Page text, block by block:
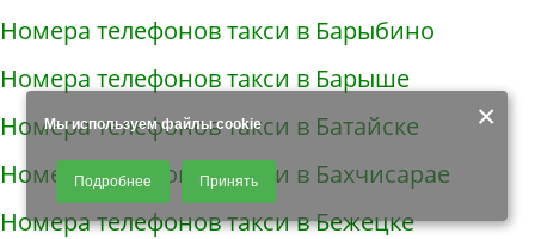
×
Мы используем файлы cookie
Продолжая использовать наш сайт, Вы даете согласие на обработку
файлов - COOKIES, пользовательских данных (файлы-cookies, IP-адрес,
данные об идентификаторе браузера, дата и время осуществления
доступа к сайту, история поисковых запросов) для сбора аналитической и
Подробнее Принять
Номера телефонов такси в Барыбино
Номера телефонов такси в Барыше
Номера телефонов такси в Батайске
Номера телефонов такси в Бахчисарае
Номера телефонов такси в Бежецке